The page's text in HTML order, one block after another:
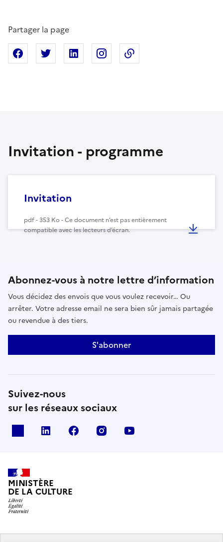
Partager la page
Partager sur Facebook
Partager sur XPartager sur Linkedin
Partager sur Instagram
Invitation - programme
Invitation
pdf - 353 Ko - Ce document n’est pas entièrement
compatible avec les lecteurs d’écran.
Abonnez-vous à notre lettre d’information
Vous décidez des envois que vous voulez recevoir… Ou
arrêter. Votre adresse email ne sera bien sûr jamais partagée
ou revendue à des tiers.
S'abonner
Suivez-nous
sur les réseaux sociaux
linkedin facebook instagram
MINISTÈRE
DE LA CULTURE